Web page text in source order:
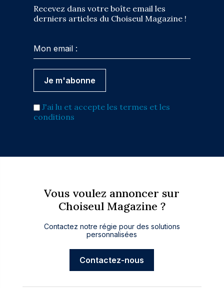
Recevez dans votre boîte email les
derniers articles du Choiseul Magazine !
J'ai lu et accepte les termes et les
conditions
Vous voulez annoncer sur
Choiseul Magazine ?
Contactez notre régie pour des solutions
personnalisées
Contactez-nous